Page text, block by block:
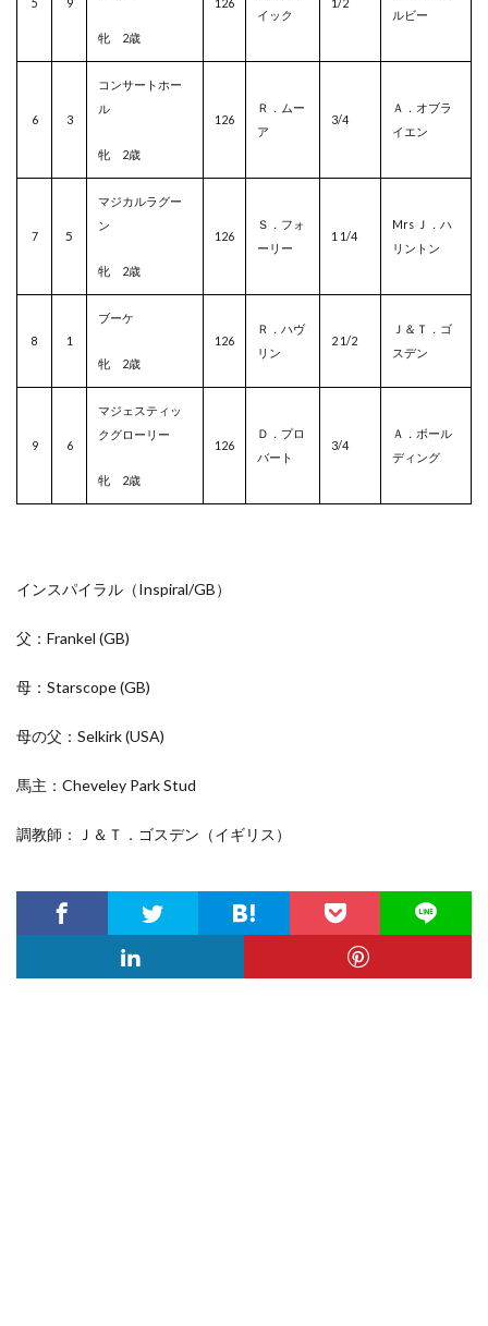
牝 2歳
イック
ルビー
6 3
コンサートホー
ル
牝 2歳
126
Ｒ．ムー
ア
3/4
Ａ．オブラ
イエン
7 5
マジカルラグー
ン
牝 2歳
126
Ｓ．フォ
ーリー
1 1/4
Mrs Ｊ．ハ
リントン
8 1
ブーケ
牝 2歳
126
Ｒ．ハヴ
リン
2 1/2
Ｊ＆Ｔ．ゴ
スデン
9 6
マジェスティッ
クグローリー
牝 2歳
126
Ｄ．プロ
バート
3/4
Ａ．ボール
ディング
インスパイラル（Inspiral/GB）
父：Frankel (GB)
母：Starscope(GB)
母の父：Selkirk(USA)
馬主：Cheveley Park Stud
調教師：Ｊ＆Ｔ．ゴスデン（イギリス）